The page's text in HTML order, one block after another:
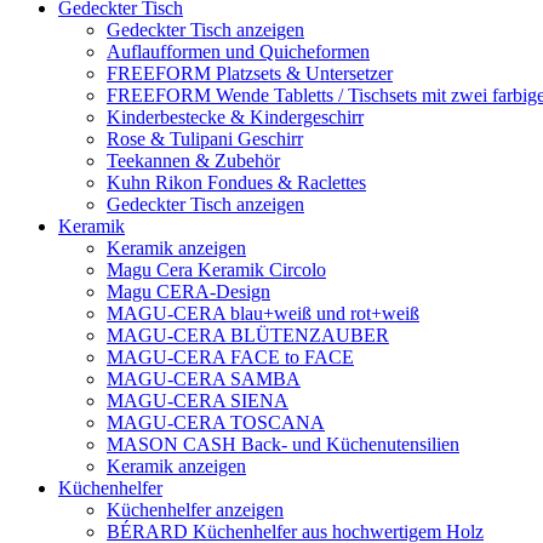
Gedeckter Tisch
Gedeckter Tisch anzeigen
Auflaufformen und Quicheformen
FREEFORM Platzsets & Untersetzer
FREEFORM Wende Tabletts / Tischsets mit zwei
Kinderbestecke & Kindergeschirr
Rose & Tulipani Geschirr
Teekannen & Zubehör
Kuhn Rikon Fondues & Raclettes
Gedeckter Tisch anzeigen
Keramik
Keramik anzeigen
Magu Cera Keramik Circolo
Magu CERA-Design
MAGU-CERA blau+weiß und rot+weiß
MAGU-CERA BLÜTENZAUBER
MAGU-CERA FACE to FACE
MAGU-CERA SAMBA
MAGU-CERA SIENA
MAGU-CERA TOSCANA
MASON CASH Back- und Küchenutensilien
Keramik anzeigen
Küchenhelfer
Küchenhelfer anzeigen
BÉRARD Küchenhelfer aus hochwertigem Holz